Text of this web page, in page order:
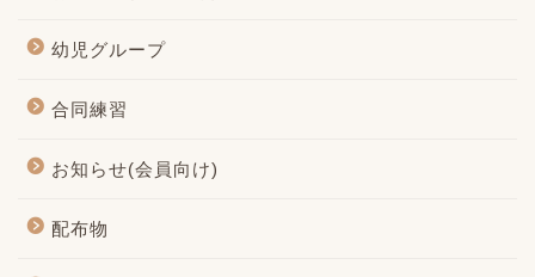
幼児グループ
合同練習
お知らせ(会員向け)
配布物